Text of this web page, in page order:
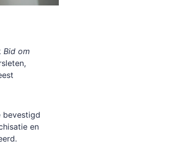
Bid om
bevestigd
en